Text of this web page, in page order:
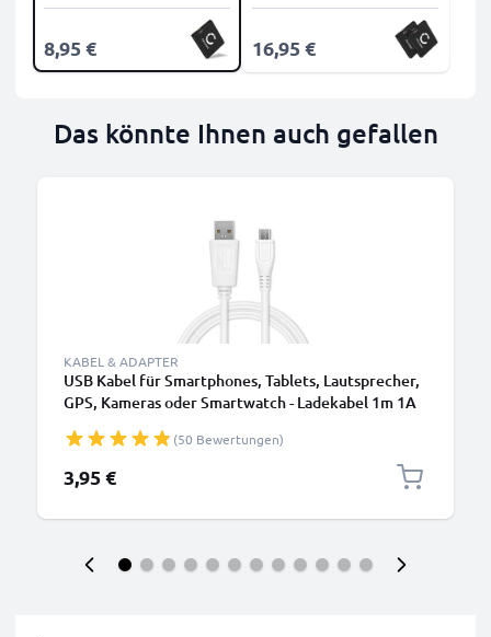
8,95 € 16,95 €
Das könnte Ihnen auch gefallen
KABEL & ADAPTER
USB Kabel für Smartphones, Tablets, Lautsprecher,
GPS, Kameras oder Smartwatch - Ladekabel 1m 1A
(50 Bewertungen)
3,95 €